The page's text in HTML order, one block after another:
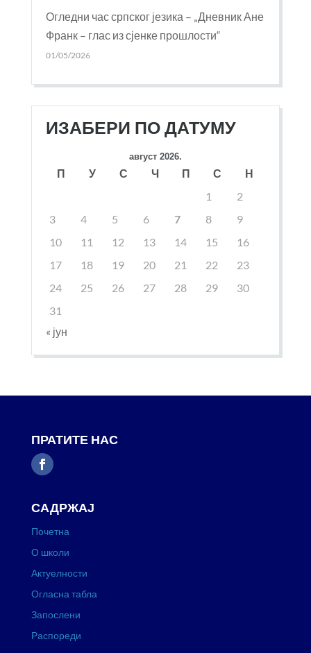
Огледни час српског језика – „Дневник Ане
Франк – глас из сјенке прошлости“
01/05/2026
ИЗАБЕРИ ПО ДАТУМУ
август 2026.
П У С Ч П С
Н
1
2
3
4 5 6 7 8
9
10
11 12 13 14 15
16
17
18 19 20 21 22
23
24
25 26 27 28 29
30
31
« јун
ПРАТИТЕ НАС
САДРЖАЈ
Почетна
О школи
Актуелности
Огласна табла
Запослени
Распореди